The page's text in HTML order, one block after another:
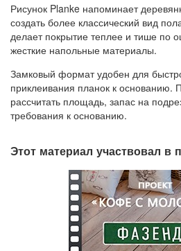
Рисунок Planke напоминает
создать более классический вид
делает покрытие теплее и тише по
жесткие напольные материалы.
Замковый формат удобен для
приклеивания планок к основанию.
рассчитать площадь, запас на
требования к основанию.
Этот материал участвовал в